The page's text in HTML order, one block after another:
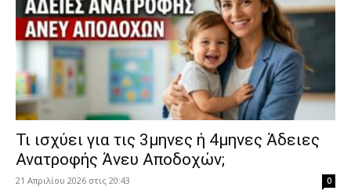
​Τι ισχύει για τις 3μηνες ή 4μηνες Άδειες
Ανατροφής Άνευ Αποδοχών;
21 Απριλίου 2026 στις 20:43 0